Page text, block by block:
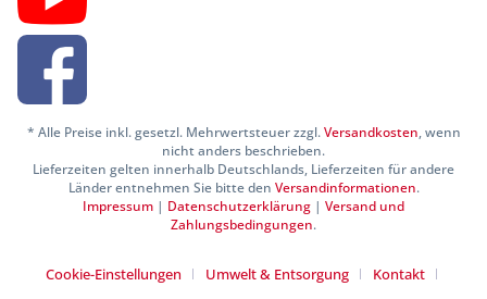
* Alle Preise inkl. gesetzl. Mehrwertsteuer zzgl.Versandkosten, wenn
nicht anders beschrieben.
Lieferzeiten gelten innerhalb Deutschlands, Lieferzeiten für andere
Länder entnehmen Sie bitte den Versandinformationen.
Impressum | Datenschutzerklärung | Versand und
Zahlungsbedingungen.
Cookie-Einstellungen Umwelt & Entsorgung Kontakt